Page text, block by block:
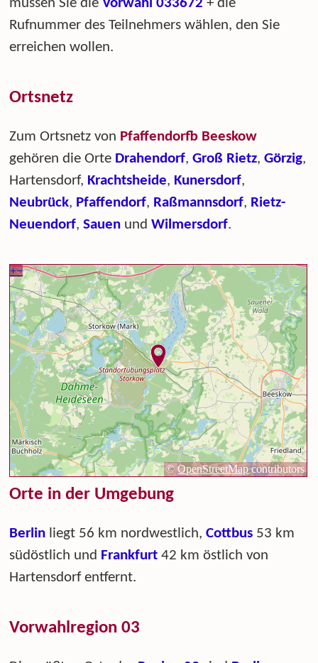
müssen Sie dieVorwahl 033672 + die
Rufnummer des Teilnehmers wählen, den Sie
erreichen wollen.
Ortsnetz
Zum Ortsnetz von Pfaffendorfb Beeskow
gehören die Orte Drahendorf,Groß Rietz,Görzig,
Hartensdorf, Krachtsheide, Kunersdorf,
Neubrück, Pfaffendorf, Raßmannsdorf, Rietz-
Neuendorf,Sauen undWilmersdorf.
Orte in der Umgebung
Berlin liegt 56 km nordwestlich,Cottbus 53 km
südöstlich und Frankfurt 42 km östlich von
Hartensdorf entfernt.
Vorwahlregion 03